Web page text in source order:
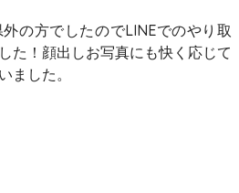
の方でしたのでLINEでのやり取
た！顔出しお写真にも快く応じて
ました。